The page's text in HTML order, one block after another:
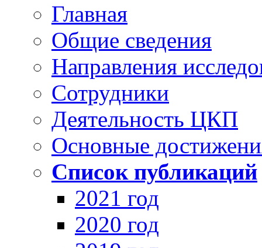
Главная
Общие сведения
Направления
Сотрудники
Деятельность ЦКП
Основные
Список публикаций
2021 год
2020 год